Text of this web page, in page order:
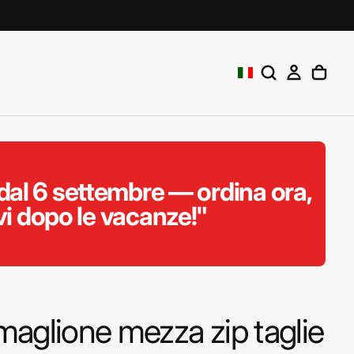
6 settembre — ordina ora,
dopo le vacanze!"
mezza zip taglie